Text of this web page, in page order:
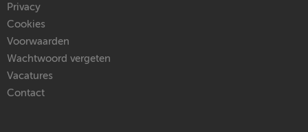
Privacy
Cookies
Voorwaarden
Wachtwoord vergeten
Vacatures
Contact